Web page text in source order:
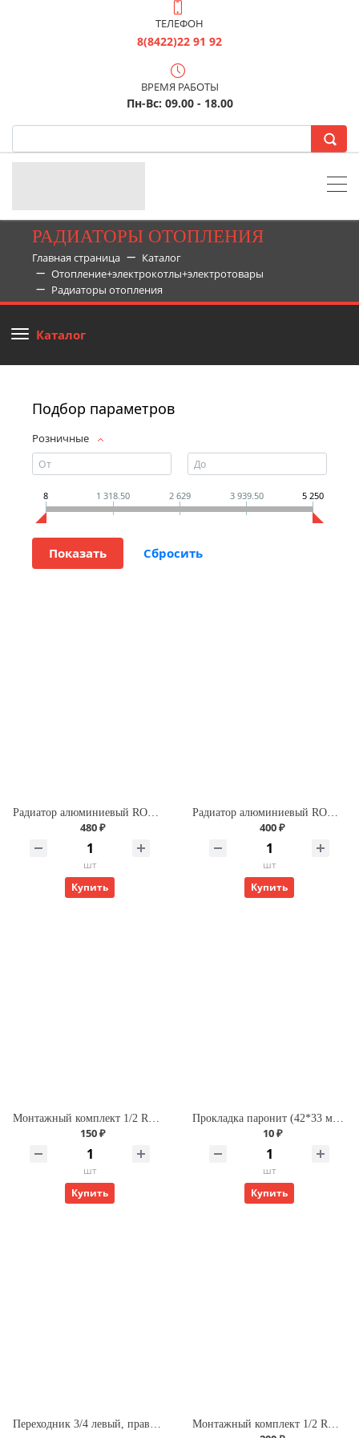
ТЕЛЕФОН
8(8422)22 91 92
ВРЕМЯ РАБОТЫ
Пн-Вс: 09.00 - 18.00
РАДИАТОРЫ ОТОПЛЕНИЯ
Главная страница
Каталог
Отопление+электрокотлы+электротовары
Радиаторы отопления
Каталог
Подбор параметров
Розничные
8 1 318.50 2 629 3 939.50 5 250
Радиатор алюминиевый ROMMER Profi 500 (AL500-80-80-100) (RAL9016)
480 ₽
шт
Купить
Радиатор алюминиевый ROMMER Profi 350 (AL350-80-80-080) (RAL9016)
400 ₽
шт
Купить
Монтажный комплект 1/2 ROMMER 7 в 1
150 ₽
шт
Купить
Прокладка паронит (42*33 мм) 1 1/4" (для алюминиевых радиаторов)
10 ₽
шт
Купить